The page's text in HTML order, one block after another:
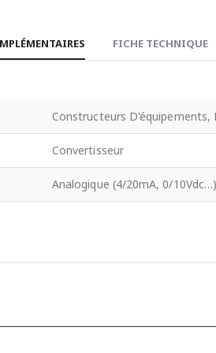
FICHE TECHNIQUE
Constructeurs D'équipements,
Convertisseur
Analogique (4/20mA, 0/10Vdc…)